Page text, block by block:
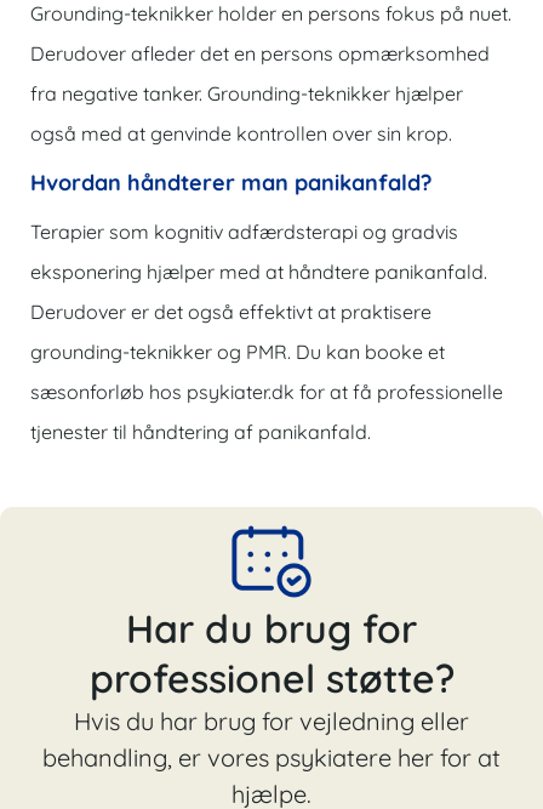
Grounding-teknikker holder en persons fokus på nuet.
Derudover afleder det en persons opmærksomhed
fra negative tanker. Grounding-teknikker hjælper
også med at genvinde kontrollen over sin krop.
Hvordan håndterer man panikanfald?
Terapier som kognitiv adfærdsterapi og gradvis
eksponering hjælper med at håndtere panikanfald.
Derudover er det også effektivt at praktisere
grounding-teknikker og PMR. Du kan booke et
sæsonforløb hos psykiater.dk for at få professionelle
tjenester til håndtering af panikanfald.
Har du brug for
professionel støtte?
Hvis du har brug for vejledning eller
behandling, er vores psykiatere her for at
hjælpe.